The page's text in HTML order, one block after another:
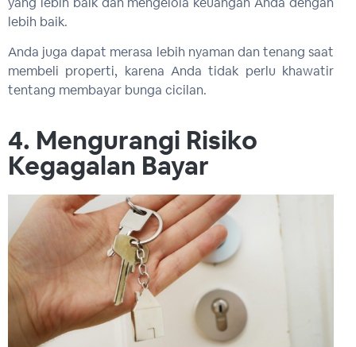
lebih baik.
Anda juga dapat merasa lebih nyaman dan tenang saat
membeli properti, karena Anda tidak perlu khawatir
tentang membayar bunga cicilan.
4. Mengurangi Risiko
Kegagalan Bayar